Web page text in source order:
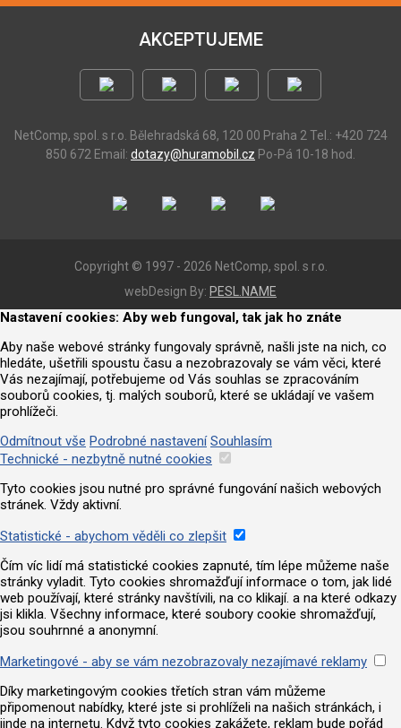
AKCEPTUJEME
NetComp, spol. s r.o. Bělehradská 68, 120 00 Praha 2 Tel.: +420 724
850 672 Email: dotazy@huramobil.cz Po-Pá 10-18 hod.
Copyright © 1997 - 2026 NetComp, spol. s r.o.
webDesign By: PESL.NAME
Nastavení cookies: Aby web fungoval, tak jak ho znáte
Aby naše webové stránky fungovaly správně, našli jste na nich, co
hledáte, ušetřili spoustu času a nezobrazovaly se vám věci, které
Vás nezajímají, potřebujeme od Vás souhlas se zpracováním
souborů cookies, tj. malých souborů, které se ukládají ve vašem
prohlížeči.
Odmítnout vše Podrobné nastavení Souhlasím
Technické - nezbytně nutné cookies
Tyto cookies jsou nutné pro správné fungování našich webových
stránek. Vždy aktivní.
Statistické - abychom věděli co zlepšit
Čím víc lidí má statistické cookies zapnuté, tím lépe můžeme naše
stránky vyladit. Tyto cookies shromažďují informace o tom, jak lidé
web používají, které stránky navštívili, na co klikají. a na které odkazy
jsi klikla. Všechny informace, které soubory cookie shromažďují,
jsou souhrnné a anonymní.
Marketingové - aby se vám nezobrazovaly nezajímavé reklamy
Díky marketingovým cookies třetích stran vám můžeme
připomenout nabídky, které jste si prohlíželi na našich stránkách, i
jinde na internetu. Když tyto cookies zakážete, reklam bude pořád